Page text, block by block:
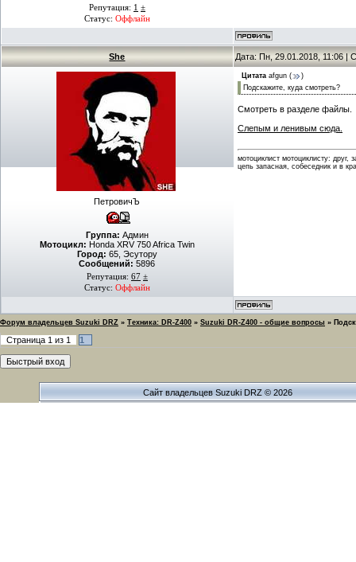
Репутация: 1 ±
Статус: Оффлайн
She Дата: Пн, 29.01.2018, 11:06 |
ПетровичЪ
Группа: Админ
Мотоцикл: Honda XRV 750 Africa Twin
Город: 65, Эсутору
Сообщений: 5896
Репутация: 67 ±
Статус: Оффлайн
Цитата afgun (
)
Подскажите, куда смотреть?
Смотреть в разделе файлы.
Слепым и ленивым сюда.
мотоциклист мотоциклисту: друг,
цепь запасная, собеседник и в
Форум владельцев Suzuki DRZ » Техника: DR-Z400 » Suzuki DR-Z400 - общие вопросы »
Страница 1 из 1 1
Сайт владельцев Suzuki DRZ © 2026